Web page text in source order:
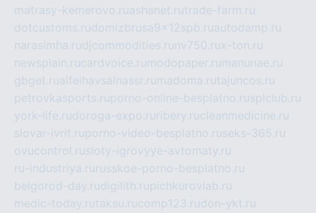
matrasy-kemerovo.ruashanet.rutrade-farm.ru
dotcustoms.rudomizbrusa9x12spb.ruautodamp.ru
narasimha.rudjcommodities.ru nv750.rux-ton.ru
newsplain.rucardvoice.ru modopaper.ru manunae.ru
gbget.rualfeihavsalnassr.ru madoma.rutajuncos.ru
petrovkasports.ruporno-online-besplatno.rusplclub.ru
york-life.rudoroga-expo.ru ribery.rucleanmedicine.ru
slovar-ivrit.ruporno-video-besplatno.ruseks-365.ru
ovucontrol.rusloty-igrovyye-avtomaty.ru
ru-industriya.ru russkoe-porno-besplatno.ru
belgorod-day.rudigilith.rupichkurovlab.ru
medic-today.rutaksu.rucomp123.rudon-ykt.ru